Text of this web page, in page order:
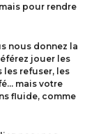
pour rendre
nous donnez la
jouer les
les refuser, les
mais votre
fluide, comme